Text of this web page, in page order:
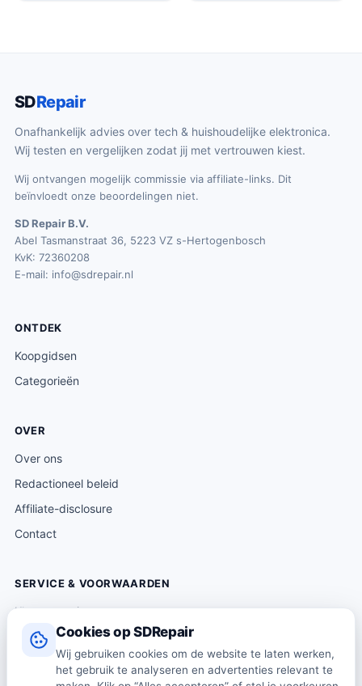
Cookies op SDRepair
Wij gebruiken cookies om de website te laten werken,
het gebruik te analyseren en advertenties relevant te
SDRepair
Onafhankelijk advies over tech & huishoudelijke elektronica.
Wij testen en vergelijken zodat jij met vertrouwen kiest.
Wij ontvangen mogelijk commissie via affiliate-links. Dit
beïnvloedt onze beoordelingen niet.
SD Repair B.V.
Abel Tasmanstraat 36, 5223 VZ s-Hertogenbosch
KvK: 72360208
E-mail: info@sdrepair.nl
ONTDEK
Koopgidsen
Categorieën
OVER
Over ons
Redactioneel beleid
Affiliate-disclosure
Contact
SERVICE & VOORWAARDEN
Klantenservice
Verzending & levering
Retourneren